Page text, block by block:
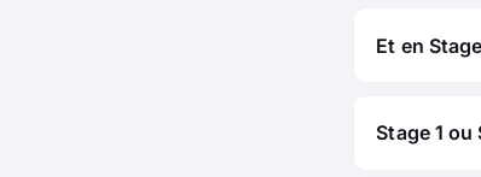
Et en
Stage 1 ou